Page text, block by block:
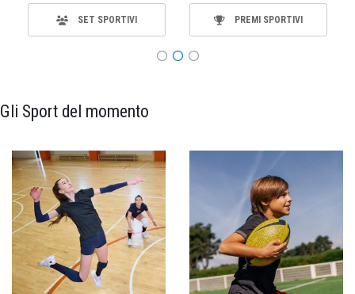
SET SPORTIVI PREMI SPORTIVI
Gli Sport del momento